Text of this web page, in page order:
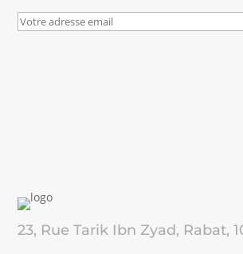
23, Rue Tarik Ibn Zyad, Rabat,